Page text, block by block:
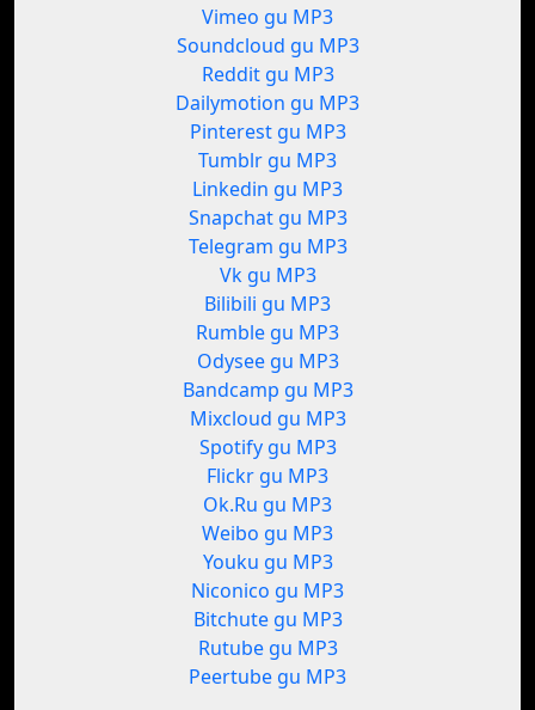
Vimeo gu MP3
Soundcloud gu MP3
Reddit gu MP3
Dailymotion gu MP3
Pinterest gu MP3
Tumblr gu MP3
Linkedin gu MP3
Snapchat gu MP3
Telegram gu MP3
Vk gu MP3
Bilibili gu MP3
Rumble gu MP3
Odysee gu MP3
Bandcamp gu MP3
Mixcloud gu MP3
Spotify gu MP3
Flickr gu MP3
Ok.Ru gu MP3
Weibo gu MP3
Youku gu MP3
Niconico gu MP3
Bitchute gu MP3
Rutube gu MP3
Peertube gu MP3